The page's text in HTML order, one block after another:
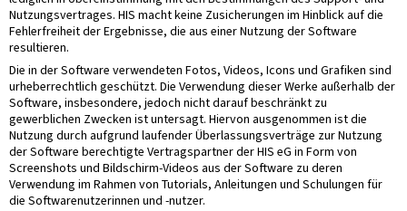
Nutzungsvertrages. HIS macht keine Zusicherungen im Hinblick auf die
Fehlerfreiheit der Ergebnisse, die aus einer Nutzung der Software
resultieren.
Die in der Software verwendeten Fotos, Videos, Icons und Grafiken sind
urheberrechtlich geschützt. Die Verwendung dieser Werke außerhalb der
Software, insbesondere, jedoch nicht darauf beschränkt zu
gewerblichen Zwecken ist untersagt. Hiervon ausgenommen ist die
Nutzung durch aufgrund laufender Überlassungsverträge zur Nutzung
der Software berechtigte Vertragspartner der HIS eG in Form von
Screenshots und Bildschirm-Videos aus der Software zu deren
Verwendung im Rahmen von Tutorials, Anleitungen und Schulungen für
die Softwarenutzerinnen und -nutzer.